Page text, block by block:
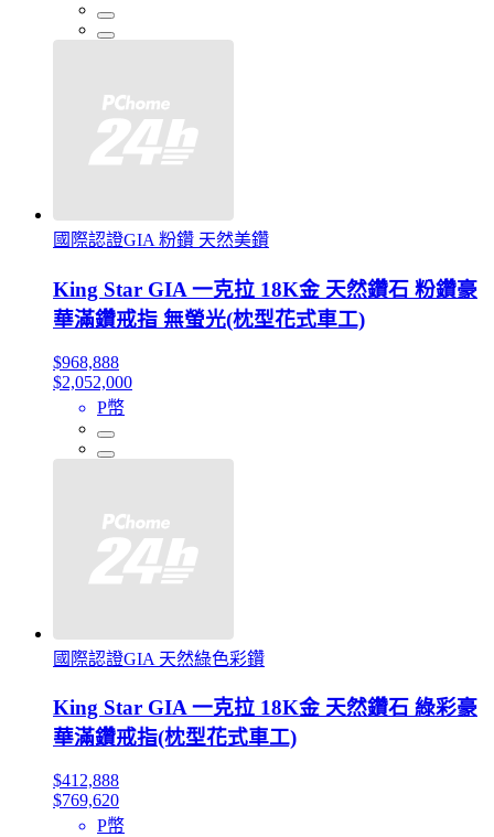
國際認證GIA 粉鑽 天然美鑽
King Star GIA 一克拉 18K金 天然鑽石 粉鑽豪
華滿鑽戒指 無螢光(枕型花式車工)
$968,888
$2,052,000
P幣
國際認證GIA 天然綠色彩鑽
King Star GIA 一克拉 18K金 天然鑽石 綠彩豪
華滿鑽戒指(枕型花式車工)
$412,888
$769,620
P幣